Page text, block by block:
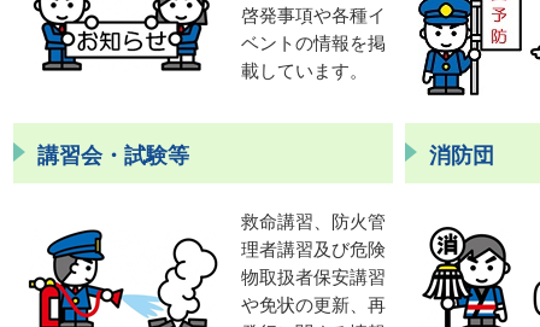
啓発事項や各種イ
ベントの情報を掲
載しています。
講習会・試験等
救命講習、防火管
理者講習及び危険
物取扱者保安講習
や免状の更新、再
消防団